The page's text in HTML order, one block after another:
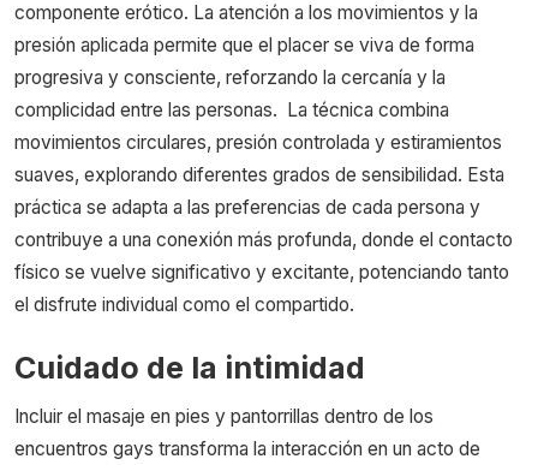
componente erótico. La atención a los movimientos y la
presión aplicada permite que el placer se viva de forma
progresiva y consciente, reforzando la cercanía y la
complicidad entre las personas.
La técnica combina
movimientos circulares, presión controlada y estiramientos
suaves, explorando diferentes grados de sensibilidad. Esta
práctica se adapta a las preferencias de cada persona y
contribuye a una conexión más profunda, donde el contacto
físico se vuelve significativo y excitante, potenciando tanto
el disfrute individual como el compartido.
Cuidado de la intimidad
Incluir el masaje en pies y pantorrillas dentro de los
encuentros gays transforma la interacción en un acto de